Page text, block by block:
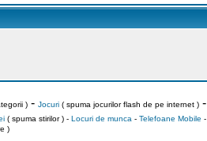
)- Jocuri( spuma jocurilor flash de pe internet )-
( spuma stirilor ) - Locuri de munca - Telefoane Mobile -
)